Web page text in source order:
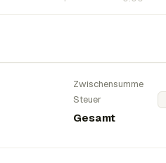
Zwischensumme
Steuer
Gesamt